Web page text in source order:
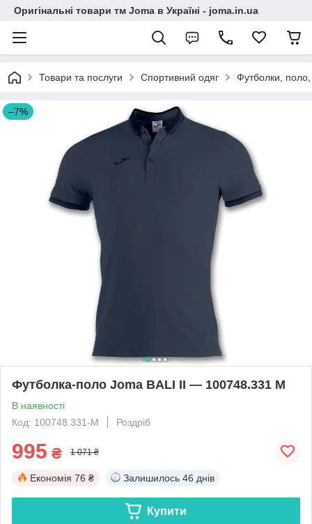
Оригінальні товари тм Joma в Україні - joma.in.ua
Товари та послуги Спортивний одяг Футболки,
–7%
Футболка-поло Joma BALI II — 100748.331 M
В наявності
Код: 100748.331-М
Роздріб
995 ₴ 1 071 ₴
Економія 76 ₴ Залишилось 46 днів
Купити